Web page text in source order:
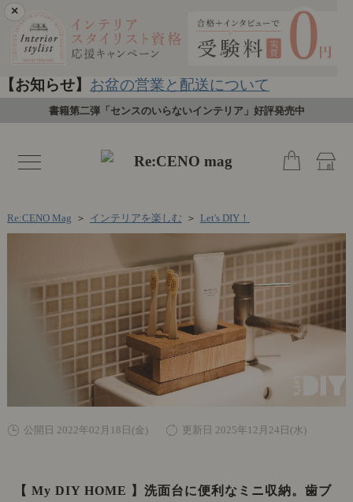
×
【お知らせ】 お盆の営業と配送について
書籍第二弾「センスのいらないインテリア」好評発売中
toggle
navigation
Re:CENO Mag ＞ インテリアを楽しむ ＞ Let's DIY！
公開日 2022年02月18日(金) 更新日 2025年12月24日(水)
【 My DIY HOME 】洗面台に便利なミニ収納。歯ブ